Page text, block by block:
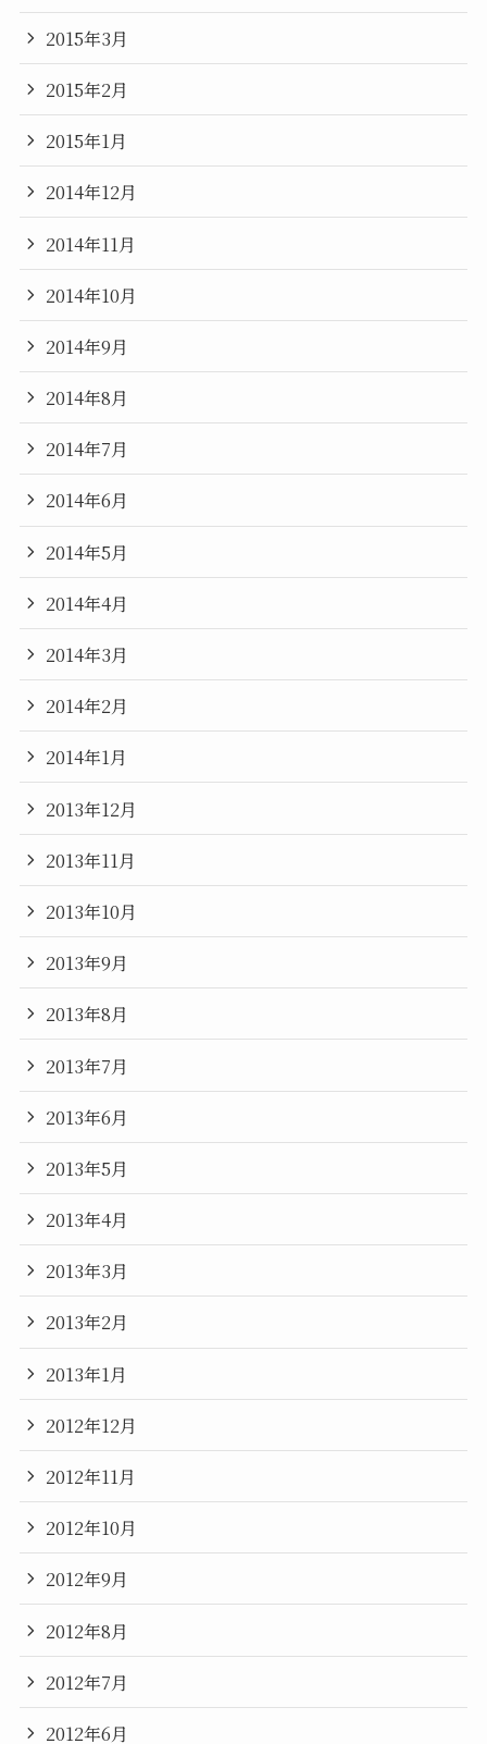
2015年3月
2015年2月
2015年1月
2014年12月
2014年11月
2014年10月
2014年9月
2014年8月
2014年7月
2014年6月
2014年5月
2014年4月
2014年3月
2014年2月
2014年1月
2013年12月
2013年11月
2013年10月
2013年9月
2013年8月
2013年7月
2013年6月
2013年5月
2013年4月
2013年3月
2013年2月
2013年1月
2012年12月
2012年11月
2012年10月
2012年9月
2012年8月
2012年7月
2012年6月